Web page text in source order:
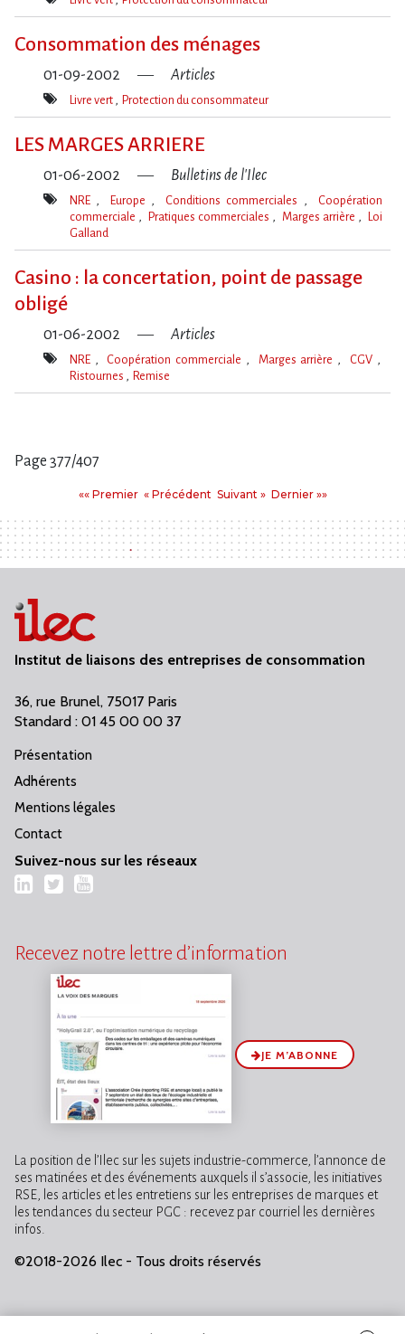
Mot(s)-
Consommation des ménages
01-09-2002 Articles
Mot(s)-
Livre vert Protection du consommateur
LES MARGES ARRIERE
01-06-2002 Bulletins de l'Ilec
Mot(s)-
NRE Europe Conditions commerciales
Coopération
commerciale
Pratiques commerciales Marges arrière
Loi
Galland
Casino : la concertation, point de passage
obligé
01-06-2002 Articles
Mot(s)-
NRE Coopération commerciale Marges arrière
CGV
Ristournes
Remise
Page 377/407
«« PremierPremier
« PrécédentPrécédent
Suivant
Suivant » Dernier
Dernier »»
Institut de liaisons des entreprises de consommation
36, rue Brunel, 75017 Paris
Standard : 01 45 00 00 37
Présentation
Adhérents
Mentions légales
Contact
Suivez-nous sur les réseaux
LinkedIn
TwitterYouTube
Recevez notre lettre d’information
JE M’ABONNE
La position de l’Ilec sur les sujets industrie-commerce, l’annonce de
ses matinées et des événements auxquels il s’associe, les initiatives
RSE, les articles et les entretiens sur les entreprises de marques et
les tendances du secteur PGC : recevez par courriel les dernières
infos.
©2018-2026 Ilec - Tous droits réservés